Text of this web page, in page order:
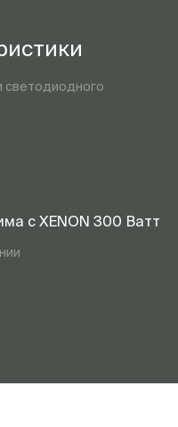
светодиодного
с XENON 300 Ватт